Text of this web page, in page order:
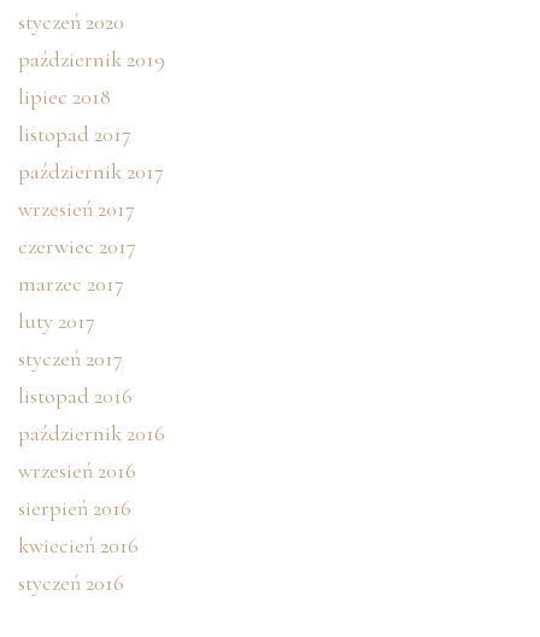
styczeń 2020
październik 2019
lipiec 2018
listopad 2017
październik 2017
wrzesień 2017
czerwiec 2017
marzec 2017
luty 2017
styczeń 2017
listopad 2016
październik 2016
wrzesień 2016
sierpień 2016
kwiecień 2016
styczeń 2016